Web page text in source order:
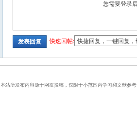
您需要登录
发表回复 快速回帖:
本站所发布内容源于网友投稿，仅限于小范围内学习和文献参